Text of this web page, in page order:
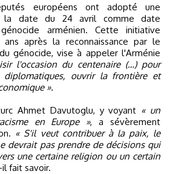
la date du 24 avril comme date
arménien. Cette initiative
après la reconnaissance par le
génocide, vise à appeler l'Arménie
l'occasion du centenaire (…) pour
diplomatiques, ouvrir la frontière et
».
Ahmet Davutoglu, y voyant « un
en Europe », a sévèrement
« S'il veut contribuer à la paix, le
devrait pas prendre de décisions qui
une certaine religion ou un certain
fait savoir.